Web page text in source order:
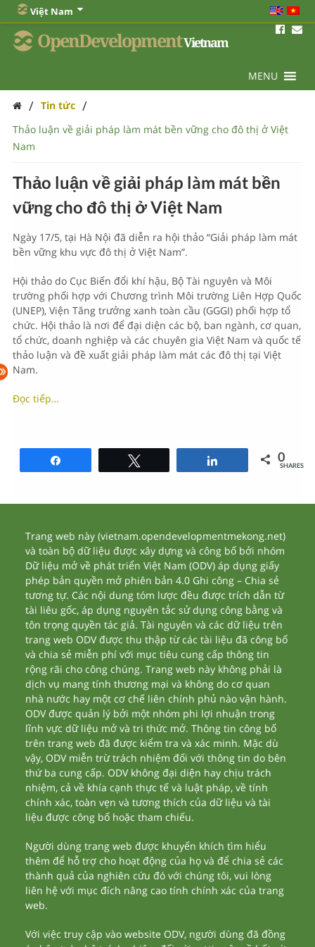
Việt Nam
OpenDevelopmentVietnam
MENU
/ Tin tức /
Thảo luận về giải pháp làm mát bền vững cho đô thị ở Việt
Nam
Thảo luận về giải pháp làm mát bền
vững cho đô thị ở Việt Nam
Ngày 17/5, tại Hà Nội đã diễn ra hội thảo “Giải pháp làm mát
bền vững khu vực đô thị ở Việt Nam”.
Hội thảo do Cục Biến đổi khí hậu, Bộ Tài nguyên và Môi
trường phối hợp với Chương trình Môi trường Liên Hợp Quốc
(UNEP), Viện Tăng trưởng xanh toàn cầu (GGGI) phối hợp tổ
chức. Hội thảo là nơi để đại diện các bộ, ban ngành, cơ quan,
tổ chức, doanh nghiệp và các chuyên gia Việt Nam và quốc tế
thảo luận và đề xuất giải pháp làm mát các đô thị tại Việt
Nam.
Đọc tiếp…
0
SHARES
Trang web này (vietnam.opendevelopmentmekong.net)
và toàn bộ dữ liệu được xây dựng và công bố bởi nhóm
Dữ liệu mở về phát triển Việt Nam (ODV) áp dụng giấy
phép bản quyền mở phiên bản 4.0 Ghi công – Chia sẻ
tương tự. Các nội dung tóm lược đều được trích dẫn từ
tài liêu gốc, áp dụng nguyên tắc sử dụng công bằng và
tôn trọng quyền tác giả. Tài nguyên và các dữ liệu trên
trang web ODV được thu thập từ các tài liệu đã công bố
và chia sẻ miễn phí với mục tiêu cung cấp thông tin
rộng rãi cho công chúng. Trang web này không phải là
dịch vụ mang tính thương mại và không do cơ quan
nhà nước hay một cơ chế liên chính phủ nào vận hành.
ODV được quản lý bởi một nhóm phi lợi nhuận trong
lĩnh vực dữ liệu mở và tri thức mở. Thông tin công bố
trên trang web đã được kiểm tra và xác minh. Mặc dù
vậy, ODV miễn trừ trách nhiệm đối với thông tin do bên
thứ ba cung cấp. ODV không đại diện hay chịu trách
nhiệm, cả về khía cạnh thực tế và luật pháp, về tính
chính xác, toàn vẹn và tương thích của dữ liệu và tài
liệu được công bố hoặc tham chiếu.
Người dùng trang web được khuyến khích tìm hiểu
thêm để hỗ trợ cho hoạt động của họ và để chia sẻ các
thành quả của nghiên cứu đó với chúng tôi, vui lòng
liên hệ với mục đích nâng cao tính chính xác của trang
web.
Với việc truy cập vào website ODV, người dùng đã đồng